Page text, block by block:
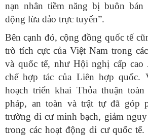
nạn nhân tiềm năng bị buôn
động lừa đảo trực tuyến”.
Bên cạnh đó, cộng đồng quốc tế
trò tích cực của Việt Nam trong
và quốc tế, như Hội nghị cấp cao
chế hợp tác của Liên hợp quốc.
hoạch triển khai Thỏa thuận
pháp, an toàn và trật tự đã góp
trường di cư minh bạch, giảm
trong các hoạt động di cư quốc